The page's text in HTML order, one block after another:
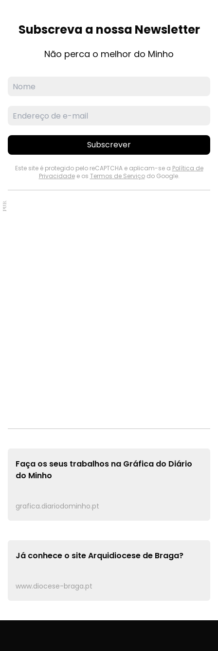
Subscreva a nossa Newsletter
Não perca o melhor do Minho
Subscrever
Este site é protegido pelo reCAPTCHA e aplicam-se a Política de
Privacidadee os Termos de Serviçodo Google.
PUB.
Faça os seus trabalhos na Gráfica do Diário
do Minho
grafica.diariodominho.pt
Já conhece o siteArquidiocese de Braga?
www.diocese-braga.pt